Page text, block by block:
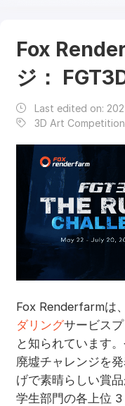
Fox
ジ：
Last edited on:
3D Art
Fox Renderfarmは
ダリングサービス
と知られています
廃墟チャレンジを
げで素晴らしい賞
学生部門の各上位